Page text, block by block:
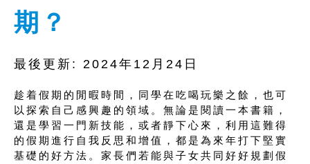
期？
最後更新: 2024年12月24日
趁着假期的閒暇時間，同學在吃喝玩樂之餘，也可
以探索自己感興趣的領域。無論是閱讀一本書籍，
還是學習一門新技能，或者靜下心來，利用這難得
的假期進行自我反思和增值，都是為來年打下堅實
基礎的好方法。家長們若能與子女共同好好規劃假